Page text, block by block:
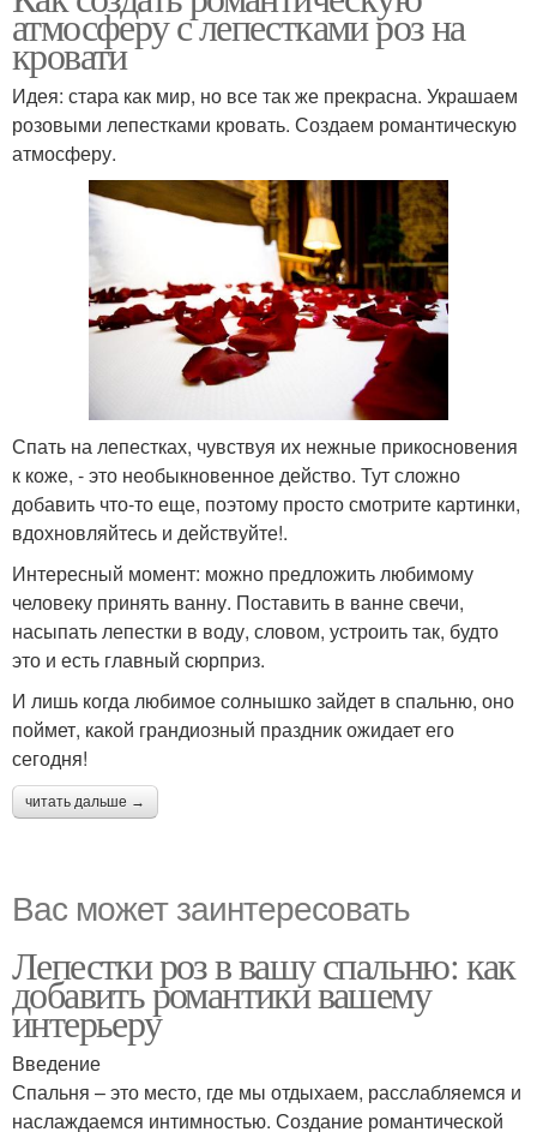
атмосферу с лепестками роз на
кровати
Идея: стара как мир, но все так же прекрасна. Украшаем
розовыми лепестками кровать. Создаем романтическую
атмосферу.
Спать на лепестках, чувствуя их нежные прикосновения
к коже, - это необыкновенное действо. Тут сложно
добавить что-то еще, поэтому просто смотрите картинки,
вдохновляйтесь и действуйте!.
Интересный момент: можно предложить любимому
человеку принять ванну. Поставить в ванне свечи,
насыпать лепестки в воду, словом, устроить так, будто
это и есть главный сюрприз.
И лишь когда любимое солнышко зайдет в спальню, оно
поймет, какой грандиозный праздник ожидает его
сегодня!
читать дальше →
Вас может заинтересовать
Лепестки роз в вашу спальню: как
добавить романтики вашему
интерьеру
Введение
Спальня – это место, где мы отдыхаем, расслабляемся и
наслаждаемся интимностью. Создание романтической